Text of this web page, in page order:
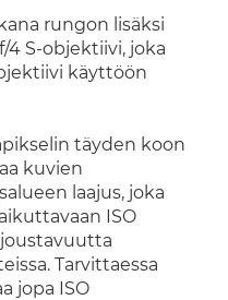
rungon lisäksi
4 S-objektiivi, joka
käyttöön
täyden koon
kuvien
laajus, joka
ISO
joustavuutta
Tarvittaessa
jopa ISO